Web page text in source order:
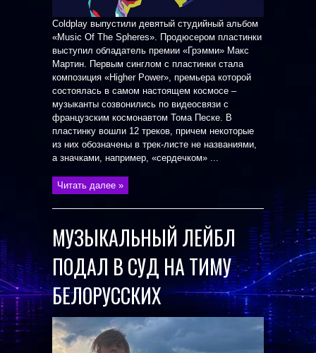
Coldplay выпустили девятый студийный альбом
«Music Of The Spheres». Продюсером пластинки
выступил обладатель премии «Грэмми» Макс
Мартин. Первым синглом с пластинки стала
композиция «Higher Power», премьера которой
состоялась в самом настоящем космосе –
музыканты созвонились по видеосвязи с
французским космонавтом Тома Песке. В
пластинку вошли 12 треков, причем некоторые
из них обозначены в трек-листе не названиями,
а значками, например, «сердечком» ...
Читать далее »
МУЗЫКАЛЬНЫЙ ЛЕЙБЛ
ПОДАЛ В СУД НА ТИМУ
БЕЛОРУССКИХ